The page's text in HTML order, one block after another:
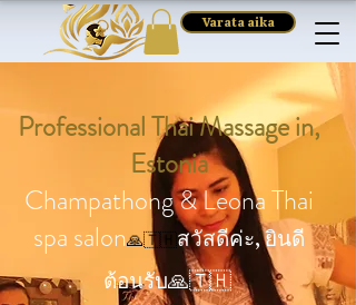
Varata aika
Professional Thai Massage in,
Estonia
Champathong & Leona Thai
spa salon🙏🇹🇭สวัสดีค่ะ, ยินดี
ต้อนรับ🙏🇹🇭